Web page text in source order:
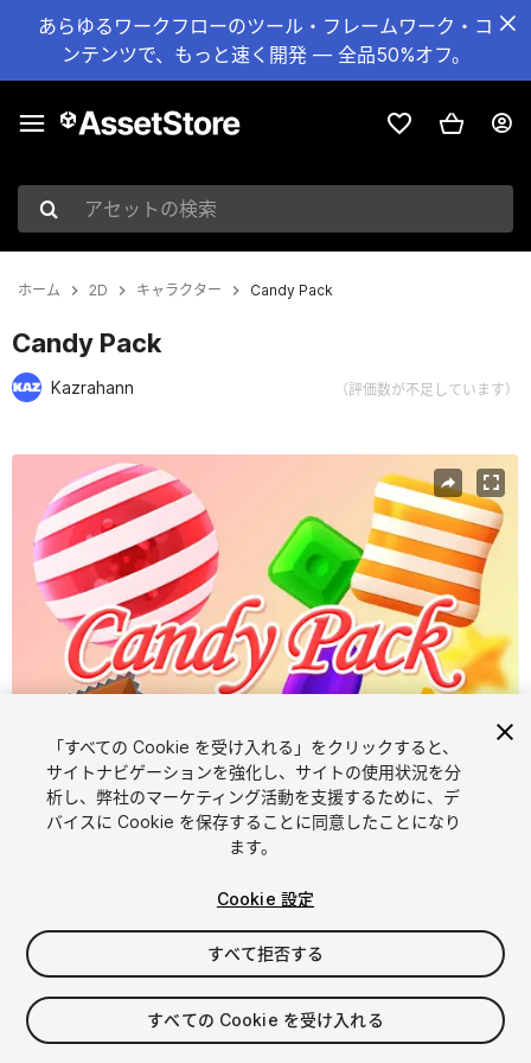
あらゆるワークフローのツール・フレームワーク・コ
ンテンツで、もっと速く開発 — 全品50%オフ。
アセットの検索
ホーム 2D キャラクター Candy Pack
Candy Pack
Kazrahann （評価数が不足しています）
現在のスライド：1 / 11
/11
$4.99
「すべての Cookie を受け入れる」をクリックすると、
サイトナビゲーションを強化し、サイトの使用状況を分
析し、弊社のマーケティング活動を支援するために、デ
バイスに Cookie を保存することに同意したことになり
ます。
Cookie 設定
すべて拒否する
すべての Cookie を受け入れる